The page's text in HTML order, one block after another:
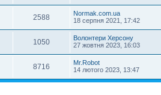
2588
Normak.com.ua
18 серпня 2021, 17:42
1050
Волонтери Херсону
27 жовтня 2023, 16:03
8716
Mr.Robot
14 лютого 2023, 13:47